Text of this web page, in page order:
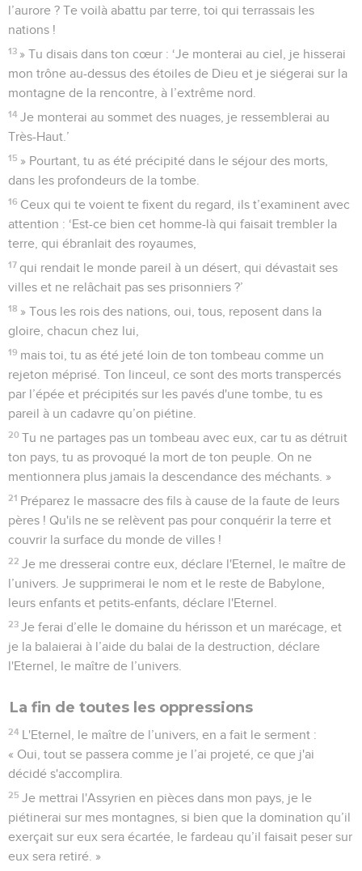
l’aurore ? Te voilà abattu par terre, toi qui terrassais les
nations !
13 » Tu disais dans ton cœur : ‘Je monterai au ciel, je hisserai
mon trône au-dessus des étoiles de Dieu et je siégerai sur la
montagne de la rencontre, à l’extrême nord.
14 Je monterai au sommet des nuages, je ressemblerai au
Très-Haut.’
15 » Pourtant, tu as été précipité dans le séjour des morts,
dans les profondeurs de la tombe.
16 Ceux qui te voient te fixent du regard, ils t’examinent avec
attention : ‘Est-ce bien cet homme-là qui faisait trembler la
terre, qui ébranlait des royaumes,
17 qui rendait le monde pareil à un désert, qui dévastait ses
villes et ne relâchait pas ses prisonniers ?’
18 » Tous les rois des nations, oui, tous, reposent dans la
gloire, chacun chez lui,
19 mais toi, tu as été jeté loin de ton tombeau comme un
rejeton méprisé. Ton linceul, ce sont des morts transpercés
par l’épée et précipités sur les pavés d'une tombe, tu es
pareil à un cadavre qu’on piétine.
20 Tu ne partages pas un tombeau avec eux, car tu as détruit
ton pays, tu as provoqué la mort de ton peuple. On ne
mentionnera plus jamais la descendance des méchants. »
21 Préparez le massacre des fils à cause de la faute de leurs
pères ! Qu'ils ne se relèvent pas pour conquérir la terre et
couvrir la surface du monde de villes !
22 Je me dresserai contre eux, déclare l'Eternel, le maître de
l’univers. Je supprimerai le nom et le reste de Babylone,
leurs enfants et petits-enfants, déclare l'Eternel.
23 Je ferai d’elle le domaine du hérisson et un marécage, et
je la balaierai à l’aide du balai de la destruction, déclare
l'Eternel, le maître de l’univers.
La fin de toutes les oppressions
24 L'Eternel, le maître de l’univers, en a fait le serment :
« Oui, tout se passera comme je l’ai projeté, ce que j'ai
décidé s'accomplira.
25 Je mettrai l'Assyrien en pièces dans mon pays, je le
piétinerai sur mes montagnes, si bien que la domination qu’il
exerçait sur eux sera écartée, le fardeau qu’il faisait peser sur
eux sera retiré. »